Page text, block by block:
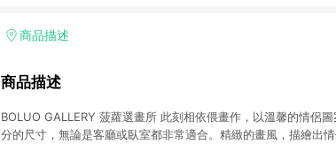
商品描述
商品描述
BOLUO GALLERY 菠蘿選畫所 此刻相依偎畫作，以溫馨的情侶
分的尺寸，無論是客廳或臥室都非常適合。精緻的畫風，描繪出